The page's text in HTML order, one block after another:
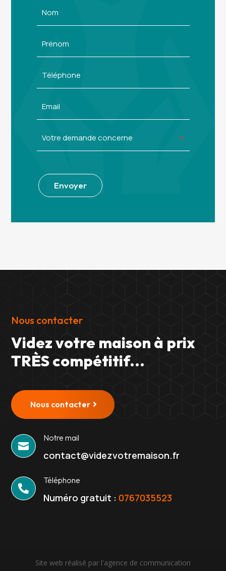
Envoyer
Nous contacter
Videz votre maison à prix
TRÈS compétitif...
Nous contacter

Notre mail
contact@videzvotremaison.fr

Téléphone
Numéro gratuit : 0767035523
Site web réalisé par l'agence de communication